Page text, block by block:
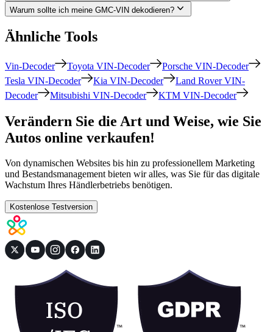
Warum sollte ich meine GMC-VIN dekodieren?
Ähnliche Tools
Vin-Decoder Toyota VIN-Decoder
Porsche VIN-Decoder
Tesla VIN-Decoder
Kia VIN-Decoder
Land Rover VIN-
Decoder
Mitsubishi VIN-Decoder KTM VIN-Decoder
Verändern Sie die Art und Weise, wie Sie
Autos online verkaufen!
Von dynamischen Websites bis hin zu professionellem Marketing
und Bestandsmanagement bieten wir alles, was Sie für das digitale
Wachstum Ihres Händlerbetriebs benötigen.
Kostenlose Testversion